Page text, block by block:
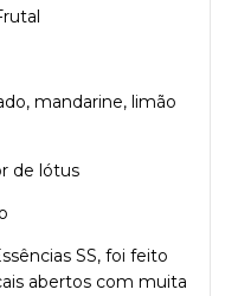
mandarine, limão
de lótus
SS, foi feito
abertos com muita